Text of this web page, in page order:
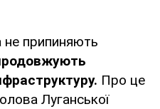
не припиняють
Про це
Луганської